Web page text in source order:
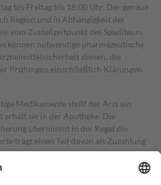
bis Freitag bis 18:00 Uhr. Der genaue
Region und in Abhängigkeit der
vom Zustellzeitpunkt des Spediteurs
können notwendige pharmazeutische
dienen, die
Prüfungen einschließlich Klärungen
Medikamente stellt der Arzt ein
erhält sie in der Apotheke. Die
übernimmt in der Regel die
trägt einen Teil davon als Zuzahlung
Zuzahlungen in Höhe von zehn